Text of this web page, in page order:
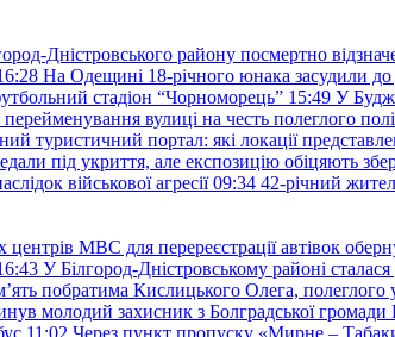
Дністровського району посмертно
На Одещині 18-річного юнака засудили до
стадіон “Чорноморець” 15:49 У
вулиці на честь полеглого
туристичний портал: які локації
під укриття, але експозицію обіцяють
військової агресії 09:34 42-річний
МВС для перереєстрації автівок
У Білгород-Дністровському районі
побратима Кислицького Олега, полеглого
молодий захисник з Болградської
11:02 Через пункт пропуску «Мирне –